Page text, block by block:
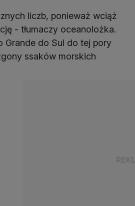
liczb, ponieważ wciąż
- tłumaczy oceanolożka.
Grande do Sul do tej pory
ssaków morskich